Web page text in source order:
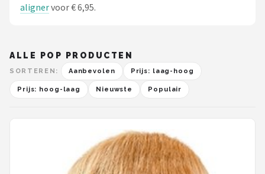
alignervoor € 6,95.
ALLE POP PRODUCTEN
SORTEREN: Aanbevolen Prijs: laag-hoog
Prijs: hoog-laag Nieuwste Populair